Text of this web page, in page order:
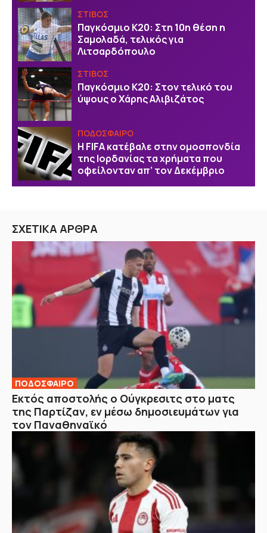
ΣΤΙΒΟΣ
Παγκόσμιο Κ20: Στη 10η θέση η
Σαμολαδά, τελικός για
Λιτσαρδόπουλο
ΣΤΙΒΟΣ
Παγκόσμιο Κ20: Στον τελικό του
ύψους ο Χάρης Αλιβιζάτος
ΠΟΔΟΣΦΑΙΡΟ
Η FIFA κατέβαλε στην ομοσπονδία
της Ιορδανίας τα χρήματα που
οφείλονταν απ’ τον Δεκέμβριο
ΣΧΕΤΙΚΑ ΑΡΘΡΑ
ΠΟΔΟΣΦΑΙΡΟ
Εκτός αποστολής ο Ούγκρεσιτς στο ματς
της Παρτίζαν, εν μέσω δημοσιευμάτων για
τον Παναθηναϊκό